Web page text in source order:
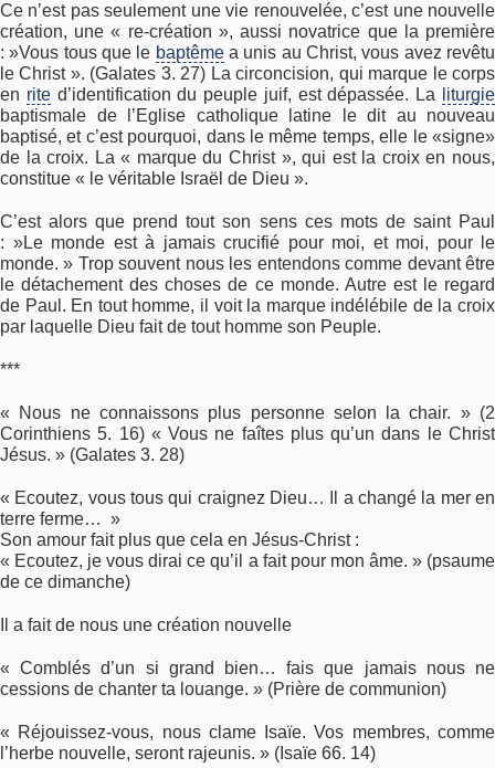
Ce n’est pas seulement une vie renouvelée, c’est une nouvelle
création, une « re-création », aussi novatrice que la première
: »Vous tous que le baptêmea unis au Christ, vous avez revêtu
le Christ ». (Galates 3. 27) La circoncision, qui marque le corps
en rited’identification du peuple juif, est dépassée. La
liturgie
baptismale de l’Eglise catholique latine le dit au nouveau
baptisé, et c’est pourquoi, dans le même temps, elle le «signe»
de la croix. La « marque du Christ », qui est la croix en nous,
constitue « le véritable Israël de Dieu ».
C’est alors que prend tout son sens ces mots de saint Paul
: »Le monde est à jamais crucifié pour moi, et moi, pour le
monde. » Trop souvent nous les entendons comme devant être
le détachement des choses de ce monde. Autre est le regard
de Paul. En tout homme, il voit la marque indélébile de la croix
par laquelle Dieu fait de tout homme son Peuple.
***
« Nous ne connaissons plus personne selon la chair. » (2
Corinthiens 5. 16) « Vous ne faîtes plus qu’un dans le Christ
Jésus. » (Galates 3. 28)
« Ecoutez, vous tous qui craignez Dieu… Il a changé la mer en
terre ferme… »
Son amour fait plus que cela en Jésus-Christ :
« Ecoutez, je vous dirai ce qu’il a fait pour mon âme. » (psaume
de ce dimanche)
Il a fait de nous une création nouvelle
« Comblés d’un si grand bien… fais que jamais nous ne
cessions de chanter ta louange. » (Prière de communion)
« Réjouissez-vous, nous clame Isaïe. Vos membres, comme
l’herbe nouvelle, seront rajeunis. » (Isaïe 66. 14)